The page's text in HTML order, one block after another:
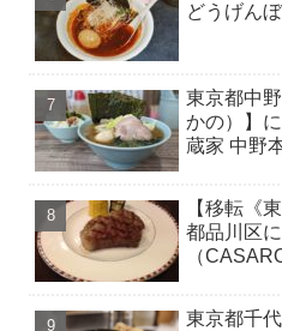
どうげん
東京都中
かの）】
蔵家 中野
【移転《
都品川区
（
東京都千